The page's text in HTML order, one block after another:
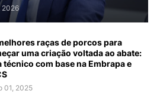
2026
raças de porcos para
uma criação voltada ao abate:
técnico com base na Embrapa e
01, 2025